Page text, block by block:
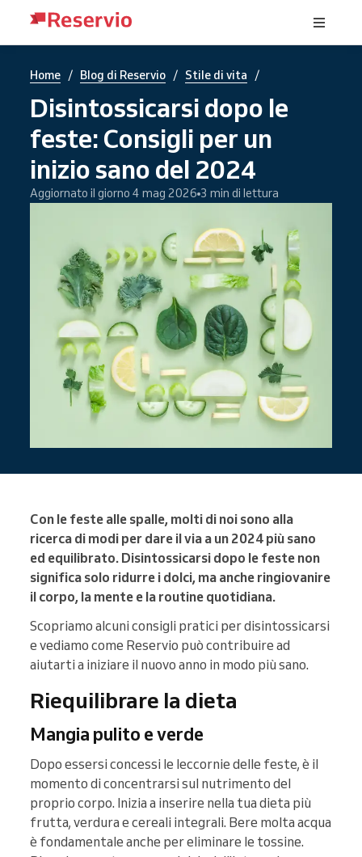
Home / Blog di Reservio / Stile di vita /
Disintossicarsi dopo le
feste: Consigli per un
inizio sano del 2024
Aggiornato il giorno 4 mag 2026 3 min di lettura
Con le feste alle spalle, molti di noi sono alla
ricerca di modi per dare il via a un 2024 più sano
ed equilibrato. Disintossicarsi dopo le feste non
significa solo ridurre i dolci, ma anche ringiovanire
il corpo, la mente e la routine quotidiana.
Scopriamo alcuni consigli pratici per disintossicarsi
e vediamo come Reservio può contribuire ad
aiutarti a iniziare il nuovo anno in modo più sano.
Riequilibrare la dieta
Mangia pulito e verde
Dopo essersi concessi le leccornie delle feste, è il
momento di concentrarsi sul nutrimento del
proprio corpo. Inizia a inserire nella tua dieta più
frutta, verdura e cereali integrali. Bere molta acqua
è fondamentale anche per eliminare le tossine.